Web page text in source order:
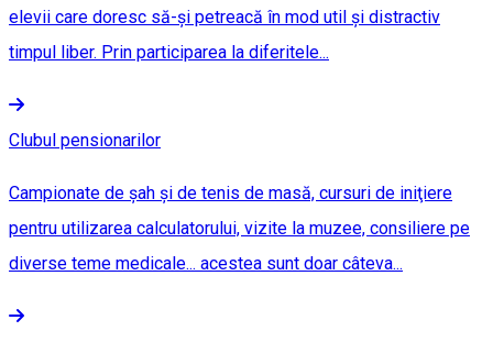
elevii care doresc să-şi petreacă în mod util şi distractiv
timpul liber. Prin participarea la diferitele...
Clubul pensionarilor
Campionate de şah şi de tenis de masă, cursuri de iniţiere
pentru utilizarea calculatorului, vizite la muzee, consiliere pe
diverse teme medicale... acestea sunt doar câteva...